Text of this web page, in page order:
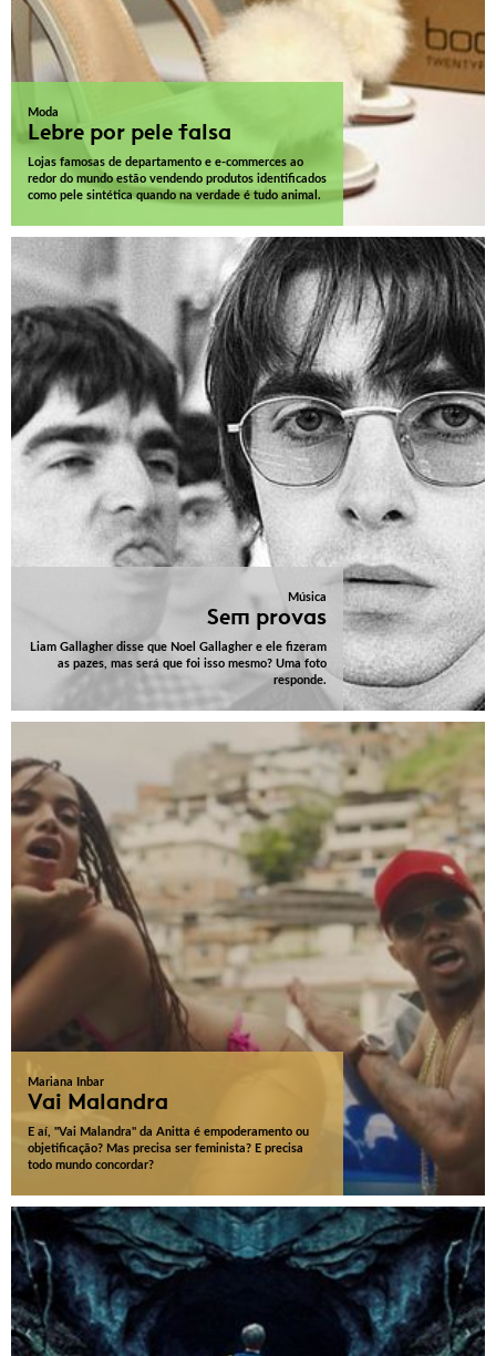
Moda
Lebre por pele falsa
Lojas famosas de departamento e e-commerces ao
redor do mundo estão vendendo produtos identificados
como pele sintética quando na verdade é tudo animal.
Música
Sem provas
Liam Gallagher disse que Noel Gallagher e ele fizeram
as pazes, mas será que foi isso mesmo? Uma foto
responde.
Mariana Inbar
Vai Malandra
E aí, "Vai Malandra" da Anitta é empoderamento ou
objetificação? Mas precisa ser feminista? E precisa
todo mundo concordar?